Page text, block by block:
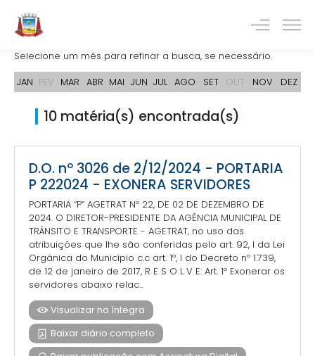
Selecione um mês para refinar a busca, se necessário.
JAN FEV MAR ABR MAI JUN JUL AGO SET OUT NOV DEZ
10 matéria(s) encontrada(s)
D.O. nº 3026 de 2/12/2024 - PORTARIA
P 222024 - EXONERA SERVIDORES
PORTARIA “P” AGETRAT Nº 22, DE 02 DE DEZEMBRO DE
2024. O DIRETOR-PRESIDENTE DA AGÊNCIA MUNICIPAL DE
TRÂNSITO E TRANSPORTE - AGETRAT, no uso das
atribuições que lhe são conferidas pelo art. 92, I da Lei
Orgânica do Município c.c art. 1º, I do Decreto nº 1.739,
de 12 de janeiro de 2017, R E S O L V E: Art. 1º Exonerar os
servidores abaixo relac...
Visualizar na íntegra
Baixar diário completo